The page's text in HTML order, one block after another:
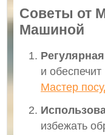
Советы от
Машиной
и
Мастер
избежать